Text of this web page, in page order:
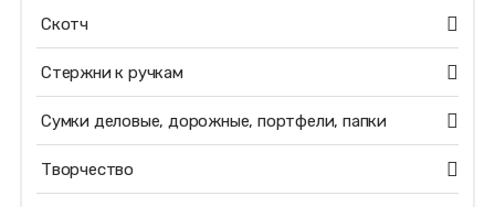
Скотч
Стержни к ручкам
Сумки деловые, дорожные, портфели, папки
Творчество